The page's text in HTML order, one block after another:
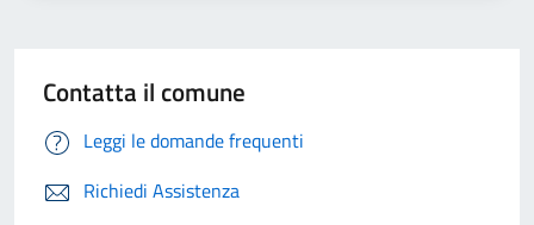
Contatta il comune
Leggi le domande frequenti
Richiedi Assistenza